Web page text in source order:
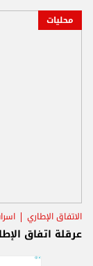
محليات
الاتفاق الإطاري
عرقلة اتفاق